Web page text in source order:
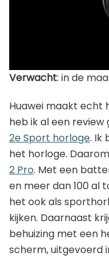
Verwacht: in de
Huawei maakt echt
heb ik al een review
2e Sport horloge. Ik
het horloge.
2 Pro. Met een
en meer dan 100 al
het ook als
kijken. Daarnaast
behuizing met een
scherm, uitgevoerd